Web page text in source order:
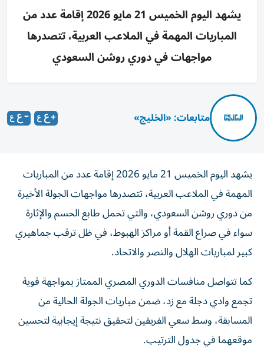
يشهد اليوم الخميس 21 مايو 2026 إقامة عدد من
المباريات المهمة في الملاعب العربية، تتصدرها
مواجهات في دوري روشن السعودي
متابعات: «الخليج»
يشهد اليوم الخميس 21 مايو 2026 إقامة عدد من المباريات
المهمة في الملاعب العربية، تتصدرها مواجهات الجولة الأخيرة
من دوري روشن السعودي، والتي تحمل طابع الحسم والإثارة
سواء في صراع القمة أو مراكز الهبوط، في ظل ترقب جماهيري
كبير لمباريات الهلال والنصر والاتحاد.
كما تتواصل منافسات الدوري المصري الممتاز بمواجهة قوية
تجمع وادي دجلة مع زد، ضمن مباريات الجولة الحالية من
المسابقة، وسط سعي الفريقين لتحقيق نتيجة إيجابية لتحسين
موقعهما في جدول الترتيب.